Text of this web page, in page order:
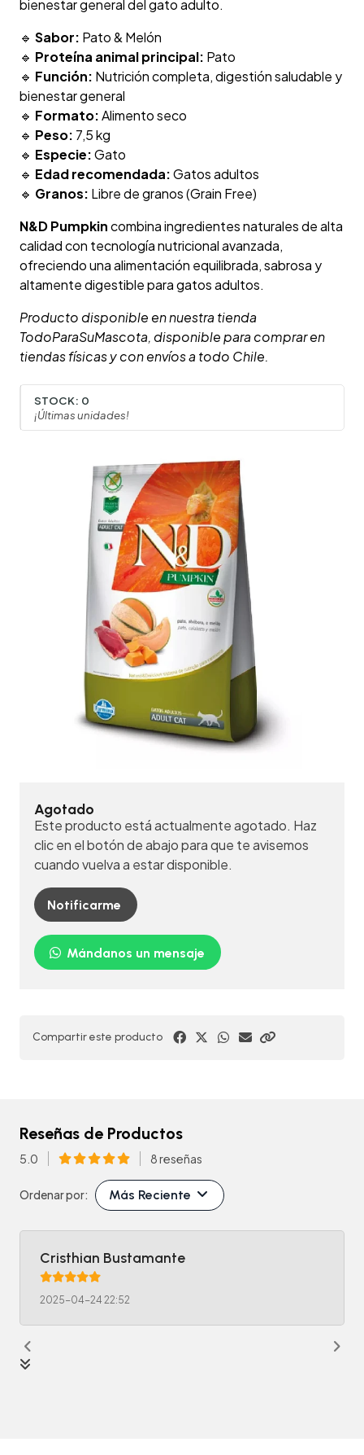
bienestar general del gato adulto.
🔹 Sabor: Pato & Melón
🔹 Proteína animal principal: Pato
🔹 Función: Nutrición completa, digestión saludable y
bienestar general
🔹 Formato:Alimento seco
🔹 Peso: 7,5 kg
🔹 Especie:Gato
🔹 Edad recomendada:Gatos adultos
🔹 Granos: Libre de granos (Grain Free)
N&D Pumpkincombina ingredientes naturales de alta
calidad con tecnología nutricional avanzada,
ofreciendo una alimentación equilibrada, sabrosa y
altamente digestible para gatos adultos.
Producto disponible en nuestra tienda
TodoParaSuMascota, disponible para comprar en
tiendas físicas y con envíos a todo Chile.
STOCK: 0
¡Últimas unidades!
Agotado
Este producto está actualmente agotado. Haz
clic en el botón de abajo para que te avisemos
cuando vuelva a estar disponible.
Notificarme
Mándanos un mensaje
Compartir este producto
Reseñas de Productos
5.0 8 reseñas
Ordenar por: Más Reciente
Cristhian Bustamante
2025-04-24 22:52